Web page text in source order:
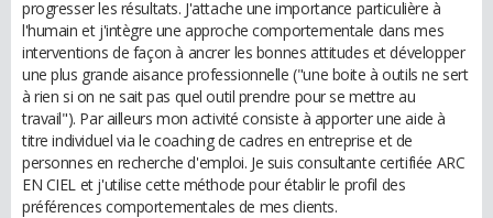
progresser les résultats. J'attache une importance particulière à
l'humain et j'intègre une approche comportementale dans mes
interventions de façon à ancrer les bonnes attitudes et développer
une plus grande aisance professionnelle ("une boite à outils ne sert
à rien si on ne sait pas quel outil prendre pour se mettre au
travail"). Par ailleurs mon activité consiste à apporter une aide à
titre individuel via le coaching de cadres en entreprise et de
personnes en recherche d'emploi. Je suis consultante certifiée ARC
EN CIEL et j'utilise cette méthode pour établir le profil des
préférences comportementales de mes clients.